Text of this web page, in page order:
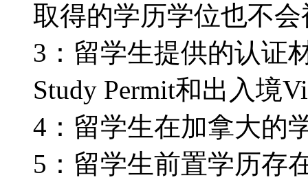
取得的学历学位也不会
3：留学生提供的认证
Study Permit和出入境
4：留学生在加拿大的
5：留学生前置学历存